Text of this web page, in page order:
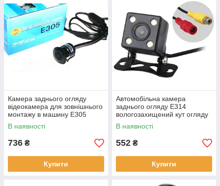
Камера заднього огляду
відеокамера для зовнішнього
монтажу в машину E305
універсальна
В наявності
736 ₴
Купити
Автомобільна камера
заднього огляду E314
вологозахищений кут огляду
140 градусів
В наявності
552 ₴
Купити